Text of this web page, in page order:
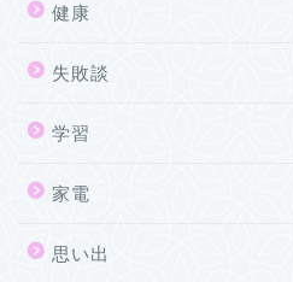
健康
失敗談
学習
家電
思い出